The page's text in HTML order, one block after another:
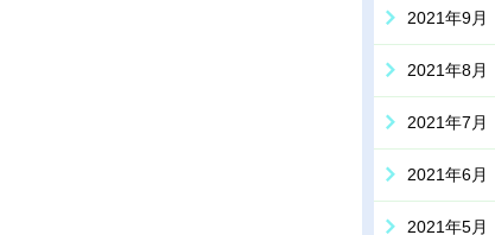
2021年9月
2021年8月
2021年7月
2021年6月
2021年5月